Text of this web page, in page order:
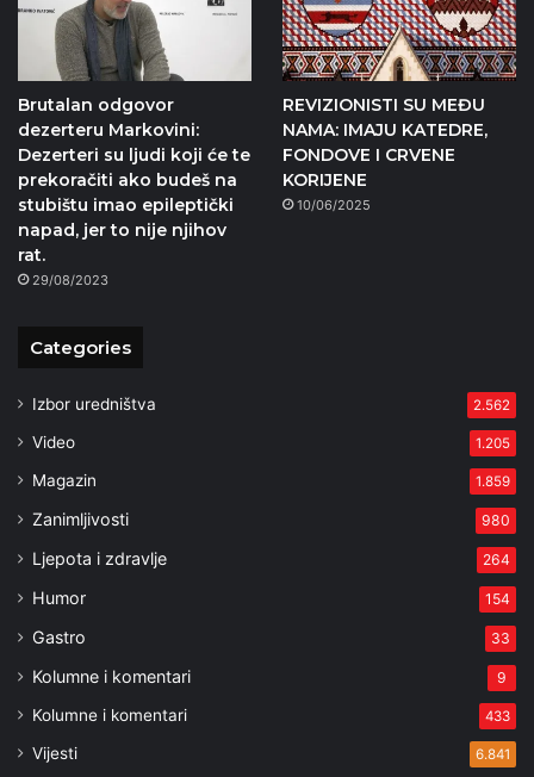
Brutalan odgovor
dezerteru Markovini:
Dezerteri su ljudi koji će te
prekoračiti ako budeš na
stubištu imao epileptički
napad, jer to nije njihov
rat.
29/08/2023
REVIZIONISTI SU MEĐU
NAMA: IMAJU KATEDRE,
FONDOVE I CRVENE
KORIJENE
10/06/2025
Categories
Izbor uredništva 2.562
Video 1.205
Magazin 1.859
Zanimljivosti 980
Ljepota i zdravlje 264
Humor 154
Gastro 33
Kolumne i komentari 9
Kolumne i komentari 433
Vijesti 6.841